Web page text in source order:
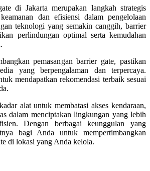
di Jakarta merupakan langkah strategis
dan efisiensi dalam pengelolaan
teknologi yang semakin canggih, barrier
perlindungan optimal serta kemudahan
pemasangan barrier gate, pastikan
yang berpengalaman dan terpercaya.
mendapatkan rekomendasi terbaik sesuai
alat untuk membatasi akses kendaraan,
dalam menciptakan lingkungan yang lebih
Dengan berbagai keunggulan yang
bagi Anda untuk mempertimbangkan
di lokasi yang Anda kelola.